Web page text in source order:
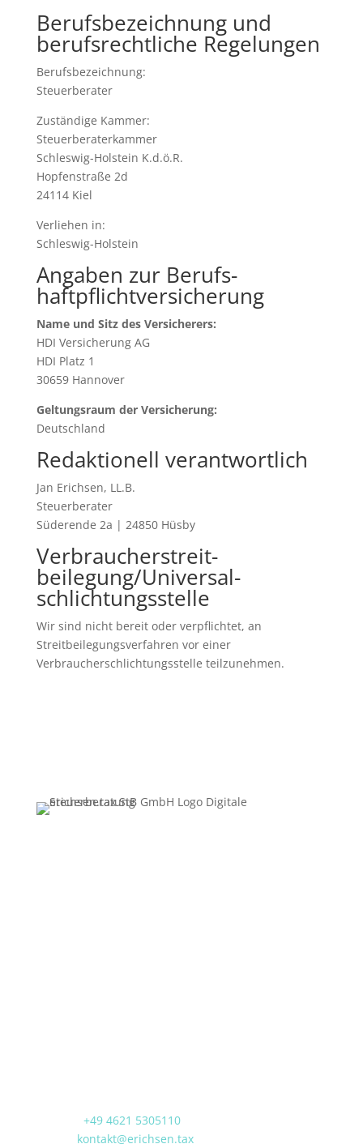
Berufsbezeichnung und
berufsrechtliche Regelungen
Berufsbezeichnung:
Steuerberater
Zuständige Kammer:
Steuerberaterkammer
Schleswig-Holstein K.d.ö.R.
Hopfenstraße 2d
24114 Kiel
Verliehen in:
Schleswig-Holstein
Angaben zur Berufs­
haftpflicht­versicherung
Name und Sitz des Versicherers:
HDI Versicherung AG
HDI Platz 1
30659 Hannover
Geltungsraum der Versicherung:
Deutschland
Redaktionell verantwortlich
Jan Erichsen, LL.B.
Steuerberater
Süderende 2a | 24850 Hüsby
Verbraucher­streit­
beilegung/Universal­
schlichtungs­stelle
Wir sind nicht bereit oder verpflichtet, an
Streitbeilegungsverfahren vor einer
Verbraucherschlichtungsstelle teilzunehmen.
+49 4621 5305110
kontakt@erichsen.tax